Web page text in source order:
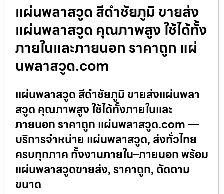
แผ่นพลาสวูด สีดำชัยภูมิ ขายส่ง
แผ่นพลาสวูด คุณภาพสูง ใช้ได้ทั้ง
ภายในและภายนอก ราคาถูก แผ่
นพลาสวูด.com
แผ่นพลาสวูด สีดำชัยภูมิ ขายส่งแผ่นพลา
สวูด คุณภาพสูง ใช้ได้ทั้งภายในและ
ภายนอก ราคาถูก แผ่นพลาสวูด.com —
บริการจำหน่าย แผ่นพลาสวูด, ส่งทั่วไทย
ครบทุกภาค ทั้งงานภายใน–ภายนอก พร้อม
แผ่นพลาสวูดขายส่ง, ราคาถูก, ตัดตาม
ขนาด